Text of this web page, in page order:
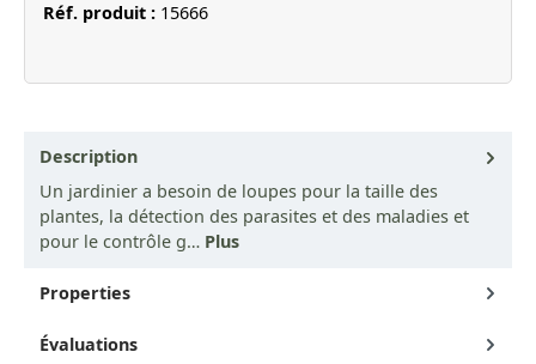
Réf. produit : 15666
Description
Un jardinier a besoin de loupes pour la taille des
plantes, la détection des parasites et des maladies et
pour le contrôle g… Plus
Properties
Évaluations